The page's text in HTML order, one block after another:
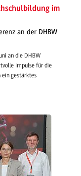
im
an der DHBW
an die DHBW
Impulse für die
ein gestärktes